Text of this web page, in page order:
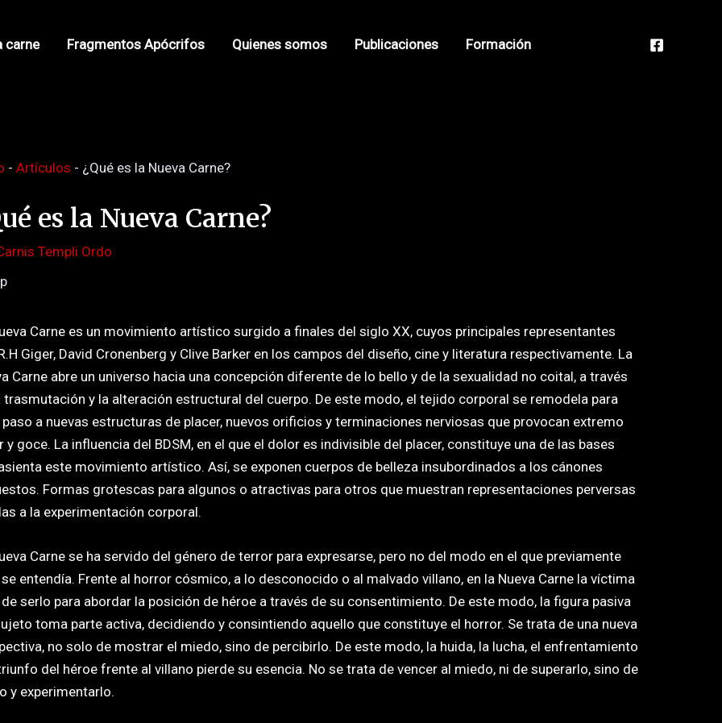
carne Fragmentos Apócrifos Quienes somos Publicaciones Formación
- Artículos - ¿Qué es la Nueva Carne?
es la Nueva Carne?
Templi Ordo
Carne es un movimiento artístico surgido a finales del siglo XX, cuyos principales representantes
Giger, David Cronenberg y Clive Barker en los campos del diseño, cine y literatura respectivamente. La
Carne abre un universo hacia una concepción diferente de lo bello y de la sexualidad no coital, a través
trasmutación y la alteración estructural del cuerpo. De este modo, el tejido corporal se remodela para
paso a nuevas estructuras de placer, nuevos orificios y terminaciones nerviosas que provocan extremo
y goce. La influencia del BDSM, en el que el dolor es indivisible del placer, constituye una de las bases
este movimiento artístico. Así, se exponen cuerpos de belleza insubordinados a los cánones
Formas grotescas para algunos o atractivas para otros que muestran representaciones perversas
a la experimentación corporal.
Carne se ha servido del género de terror para expresarse, pero no del modo en el que previamente
entendía. Frente al horror cósmico, a lo desconocido o al malvado villano, en la Nueva Carne la víctima
serlo para abordar la posición de héroe a través de su consentimiento. De este modo, la figura pasiva
toma parte activa, decidiendo y consintiendo aquello que constituye el horror. Se trata de una nueva
no solo de mostrar el miedo, sino de percibirlo. De este modo, la huida, la lucha, el enfrentamiento
del héroe frente al villano pierde su esencia. No se trata de vencer al miedo, ni de superarlo, sino de
y experimentarlo.